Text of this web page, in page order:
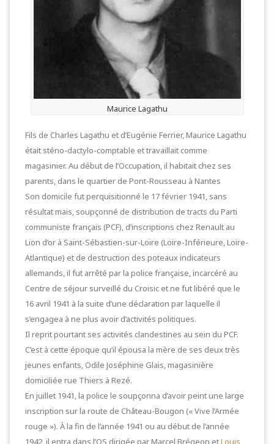
Maurice Lagathu
Fils de Charles Lagathu et d’Eugénie Ferrier, Maurice Lagathu
était sténo-dactylo-comptable et travaillait comme
magasinier. Au début de l’Occupation, il habitait chez ses
parents, dans le quartier de Pont-Rousseau à Nantes
Son domicile fut perquisitionné le 17 février 1941, sans
résultat mais, soupçonné de distribution de tracts du Parti
communiste français (PCF), d’inscriptions chez Renault au
Lion d’or à Saint-Sébastien-sur-Loire (Loire-Inférieure, Loire-
Atlantique) et de destruction des poteaux indicateurs
allemands, il fut arrêté par la police française, incarcéré au
Centre de séjour surveillé du Croisic et ne fut libéré que le
16 avril 1941 à la suite d’une déclaration par laquelle il
s’engagea à ne plus avoir d’activités politiques.
Il reprit pourtant ses activités clandestines au sein du PCF.
C’est à cette époque qu’il épousa la mère de ses deux très
jeunes enfants, Odile Joséphine Glais, magasinière
domiciliée rue Thiers à Rezé.
En juillet 1941, la police le soupçonna d’avoir peint une large
inscription sur la route de Château-Bougon (« Vive l’Armée
rouge »). À la fin de l’année 1941 ou au début de l’année
1942, il entra dans l’OS dirigée par Marcel Brégeon etLouis